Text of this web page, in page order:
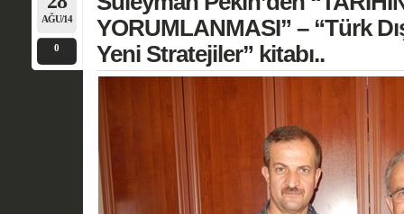
AĞU/14
0
YORUMLANMASI” – “Türk
Yeni Stratejiler” kitabı..